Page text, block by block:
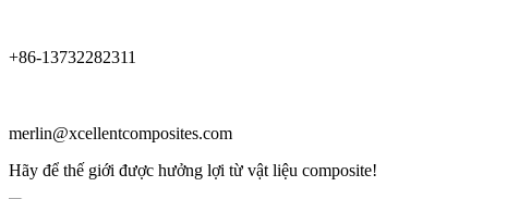
+86-13732282311
merlin@xcellentcomposites.com
Hãy để thế giới được hưởng lợi từ vật liệu composite!